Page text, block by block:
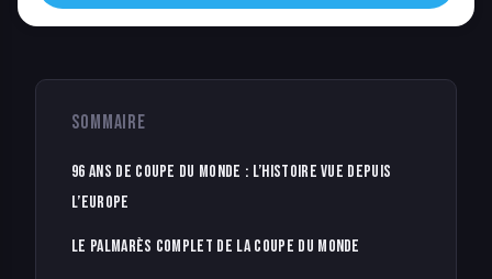
SOMMAIRE
96 ans de Coupe du Monde : l’histoire vue depuis
l’Europe
Le palmarès complet de la Coupe du Monde